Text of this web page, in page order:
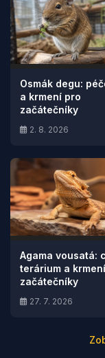
Osmák degu:
a krmení pro
začátečníky
2. 8. 2026
Agama vousatá:
terárium a
začátečníky
27. 7. 2026